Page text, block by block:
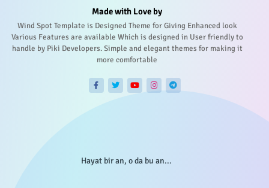
Made with Love by
Wind Spot Template is Designed Theme for Giving Enhanced look
Various Features are available Which is designed in User friendly to
handle by Piki Developers. Simple and elegant themes for making it
more comfortable
Hayat bir an, o da bu an...